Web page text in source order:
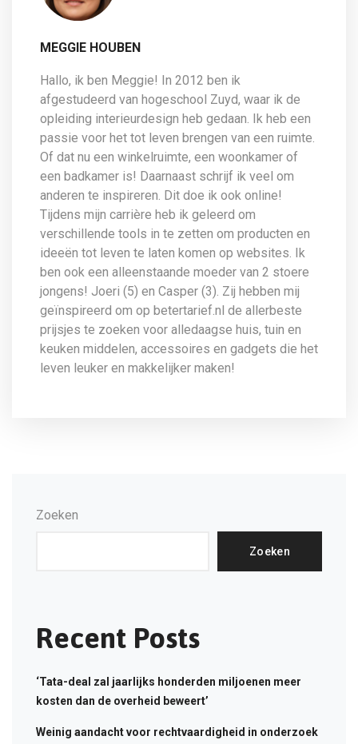
MEGGIE HOUBEN
Hallo, ik ben Meggie! In 2012 ben ik
afgestudeerd van hogeschool Zuyd, waar ik de
opleiding interieurdesign heb gedaan. Ik heb een
passie voor het tot leven brengen van een ruimte.
Of dat nu een winkelruimte, een woonkamer of
een badkamer is! Daarnaast schrijf ik veel om
anderen te inspireren. Dit doe ik ook online!
Tijdens mijn carrière heb ik geleerd om
verschillende tools in te zetten om producten en
ideeën tot leven te laten komen op websites. Ik
ben ook een alleenstaande moeder van 2 stoere
jongens! Joeri (5) en Casper (3). Zij hebben mij
geïnspireerd om op betertarief.nl de allerbeste
prijsjes te zoeken voor alledaagse huis, tuin en
keuken middelen, accessoires en gadgets die het
leven leuker en makkelijker maken!
Zoeken
Zoeken
Recent Posts
‘Tata-deal zal jaarlijks honderden miljoenen meer
kosten dan de overheid beweert’
Weinig aandacht voor rechtvaardigheid in onderzoek